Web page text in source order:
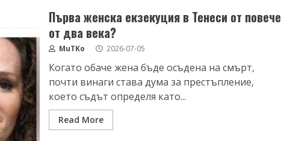
Първа женска екзекуция в Тенеси от повече
от два века?
MuTKo 2026-07-05
Когато обаче жена бъде осъдена на смърт,
почти винаги става дума за престъпление,
което съдът определя като...
Read More